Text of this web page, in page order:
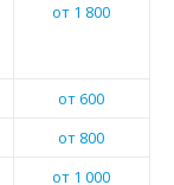
от 1 800
от 600
от 800
от 1 000